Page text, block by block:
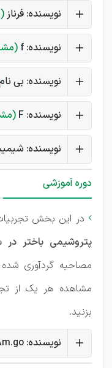
نویسنده: فرناز
نویسنده: f
نویسنده: بی
نویسنده: F
نویسنده:
دوره آموزشی
 در این بخش
پتروشیمی باختر در سال
مصاحبه گردآوری
مشاهده هر یک از
بزنید.
نویسنده: Am.go